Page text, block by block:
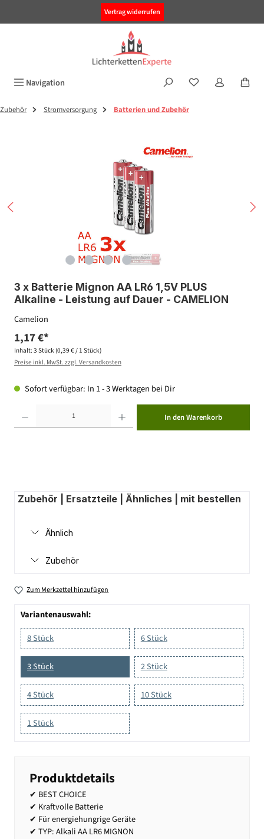
Vertrag widerrufen
Navigation
Zubehör Stromversorgung Batterien und Zubehör
3 x Batterie Mignon AA LR6 1,5V PLUS
Alkaline - Leistung auf Dauer - CAMELION
Camelion
1,17 €*
Inhalt: 3 Stück (0,39 € / 1 Stück)
Preise inkl. MwSt. zzgl. Versandkosten
Sofort verfügbar: In 1 - 3 Werktagen bei Dir
In den Warenkorb
Zubehör | Ersatzteile | Ähnliches | mit bestellen
Ähnlich
Zubehör
Zum Merkzettel hinzufügen
Variantenauswahl:
8 Stück
6 Stück
3 Stück 2 Stück
4 Stück 10 Stück
1 Stück
Produktdetails
✔ BEST CHOICE
✔ Kraftvolle Batterie
✔ Für energiehungrige Geräte
✔ TYP: Alkali AA LR6 MIGNON